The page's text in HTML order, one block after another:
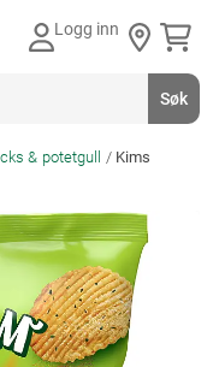
Logg inn
Søk
& potetgull Kims